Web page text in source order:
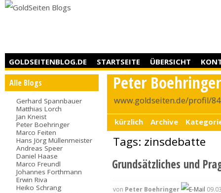
GOLDSEITENBLOG.DE STARTSEITE ÜBERSICHT
Alle Blogs
Gerhard Spannbauer
Matthias Lorch
Jan Kneist
Peter Boehringer
Marco Feiten
Hans Jörg Müllenmeister
Andreas Speer
Daniel Haase
Marco Freundl
Johannes Forthmann
Erwin Riva
Heiko Schrang
Peter Boehringer
www.goldseiten.de/profil/
kürzlich Archive
Tags: zinsdebatte
Grundsätzliches und
von Peter Boehringer